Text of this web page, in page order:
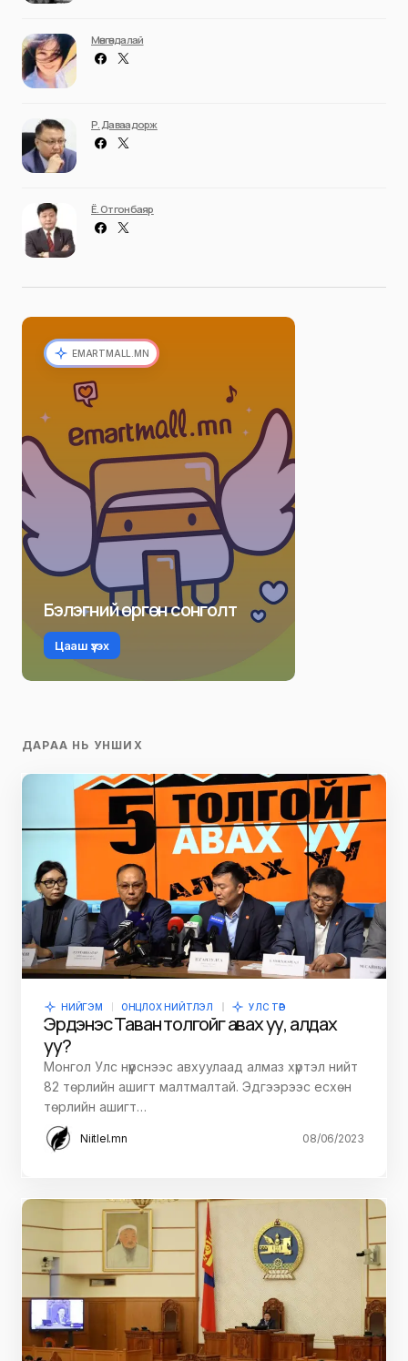
Мөнгөндалай
Р. Даваадорж
Ё. Отгонбаяр
EMARTMALL.MN
Бэлэгний өргөн сонголт
Цааш үзэх
ДАРАА НЬ УНШИХ
НИЙГЭМ ОНЦЛОХ НИЙТЛЭЛ УЛС ТӨР
Эрдэнэс Таван толгойг авах уу, алдах
уу?
Монгол Улс нүүрснээс авхуулаад алмаз хүртэл нийт
82 төрлийн ашигт малтмалтай. Эдгээрээс есхөн
төрлийн ашигт…
Niitlel.mn 08/06/2023